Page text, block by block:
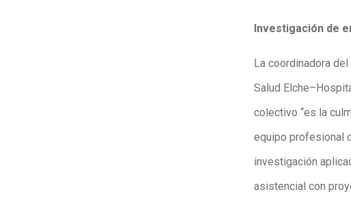
Investigación de
La coordinadora
Salud
colectivo “es la
equipo profesional
investigación
asistencial con